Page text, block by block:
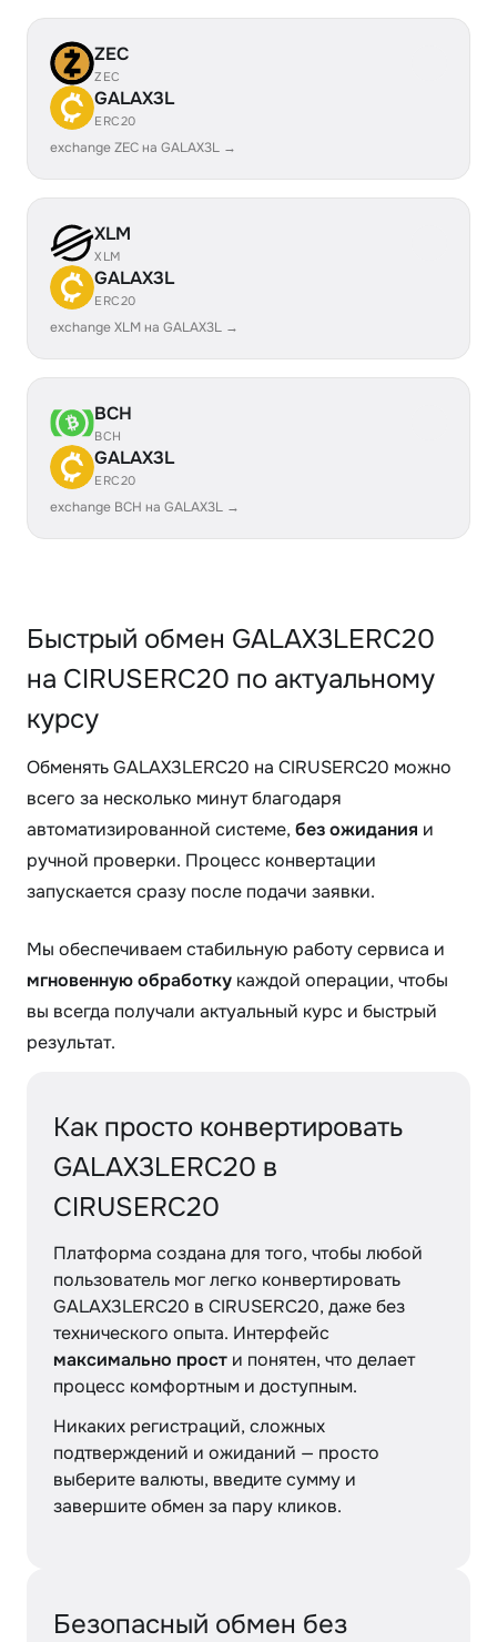
ZEC
ZEC
GALAX3L
ERC20
exchange ZEC на GALAX3L →
XLM
XLM
GALAX3L
ERC20
exchange XLM на GALAX3L →
BCH
BCH
GALAX3L
ERC20
exchange BCH на GALAX3L →
Быстрый обмен GALAX3LERC20
на CIRUSERC20 по актуальному
курсу
Обменять GALAX3LERC20 на CIRUSERC20 можно
всего за несколько минут благодаря
автоматизированной системе, без ожидания и
ручной проверки. Процесс конвертации
запускается сразу после подачи заявки.
Мы обеспечиваем стабильную работу сервиса и
мгновенную обработку каждой операции, чтобы
вы всегда получали актуальный курс и быстрый
результат.
Как просто конвертировать
GALAX3LERC20 в
CIRUSERC20
Платформа создана для того, чтобы любой
пользователь мог легко конвертировать
GALAX3LERC20 в CIRUSERC20, даже без
технического опыта. Интерфейс
максимально прост и понятен, что делает
процесс комфортным и доступным.
Никаких регистраций, сложных
подтверждений и ожиданий — просто
выберите валюты, введите сумму и
завершите обмен за пару кликов.
Безопасный обмен без